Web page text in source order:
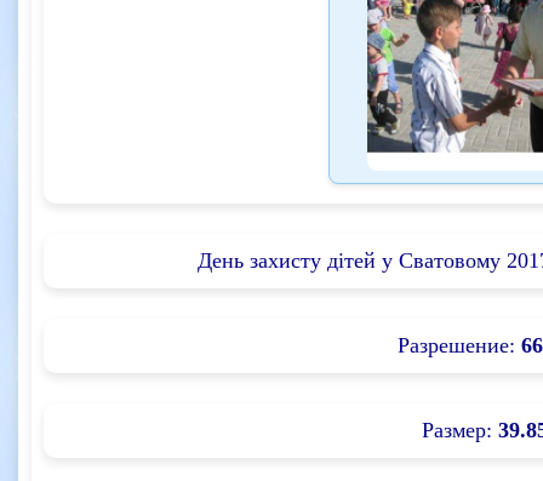
День захисту дітей у Сватовому
Разрешение:
Размер: